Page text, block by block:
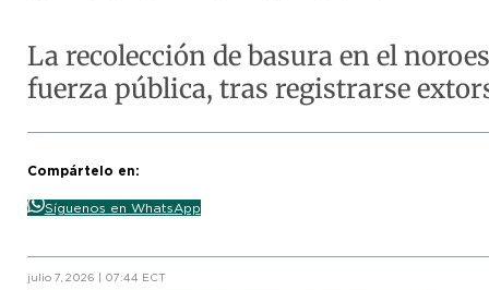
La recolección de basura en el
fuerza pública, tras registrarse
Compártelo en:
Síguenos en WhatsApp
julio 7, 2026 | 07:44 ECT